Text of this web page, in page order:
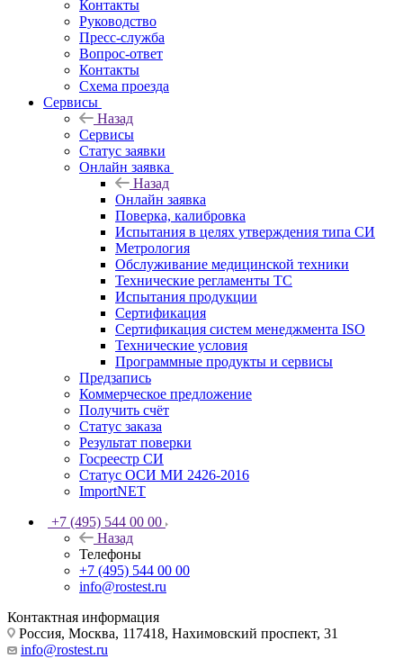
Контакты
Руководство
Пресс-служба
Вопрос-ответ
Контакты
Схема проезда
Сервисы
Назад
Сервисы
Статус заявки
Онлайн заявка
Назад
Онлайн заявка
Поверка, калибровка
Испытания в целях утверждения типа СИ
Метрология
Обслуживание медицинской техники
Технические регламенты ТС
Испытания продукции
Сертификация
Сертификация систем менеджмента ISO
Технические условия
Программные продукты и сервисы
Предзапись
Коммерческое предложение
Получить счёт
Статус заказа
Результат поверки
Госреестр СИ
Статус ОСИ МИ 2426-2016
ImportNET
+7 (495) 544 00 00
Назад
Телефоны
+7 (495) 544 00 00
info@rostest.ru
Контактная информация
Россия, Москва, 117418, Нахимовский проспект, 31
info@rostest.ru